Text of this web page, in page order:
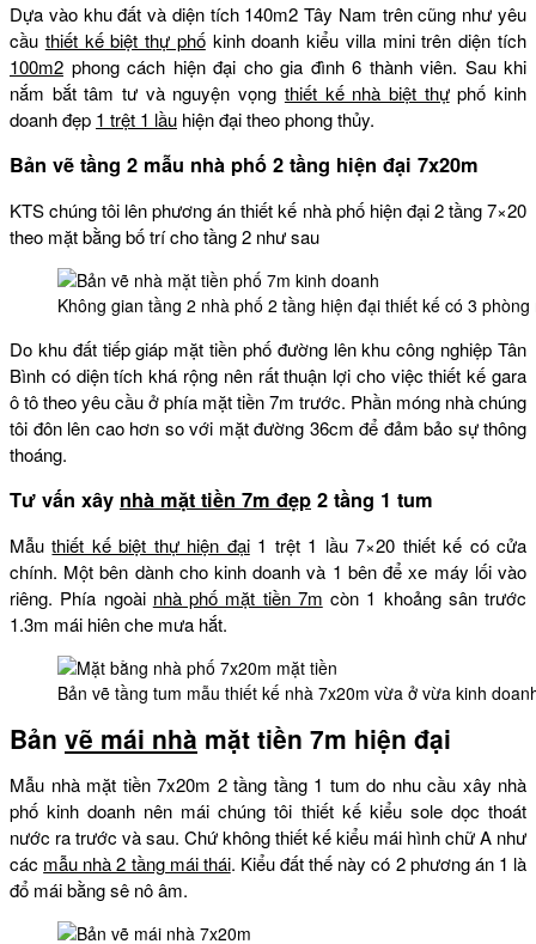
Dựa vào khu đất và diện tích 140m2 Tây Nam trên cũng như yêu
cầu thiết kế biệt thự phốkinh doanh kiểu villa mini trên diện tích
100m2 phong cách hiện đại cho gia đình 6 thành viên. Sau khi
nắm bắt tâm tư và nguyện vọng thiết kế nhà biệt thựphố kinh
doanh đẹp 1 trệt 1 lầu hiện đại theo phong thủy.
Bản vẽ tầng 2 mẫu nhà phố 2 tầng hiện đại 7x20m
KTS chúng tôi lên phương án thiết kế nhà phố hiện đại 2 tầng 7×20
theo mặt bằng bố trí cho tầng 2 như sau
Không gian tầng 2 nhà phố 2 tầng hiện đại thiết kế có 3
Do khu đất tiếp giáp mặt tiền phố đường lên khu công nghiệp Tân
Bình có diện tích khá rộng nên rất thuận lợi cho việc thiết kế gara
ô tô theo yêu cầu ở phía mặt tiền 7m trước. Phần móng nhà chúng
tôi đôn lên cao hơn so với mặt đường 36cm để đảm bảo sự thông
thoáng.
Tư vấn xây nhà mặt tiền 7m đẹp 2 tầng 1 tum
Mẫuthiết kế biệt thự hiện đại1 trệt 1 lầu 7×20 thiết kế có cửa
chính. Một bên dành cho kinh doanh và 1 bên để xe máy lối vào
riêng. Phía ngoài nhà phố mặt tiền 7m còn 1 khoảng sân trước
1.3m mái hiên che mưa hắt.
Bản vẽ tầng tum mẫu thiết kế nhà 7x20m vừa ở vừa kinh
Bản vẽ mái nhà mặt tiền 7m hiện đại
Mẫu nhà mặt tiền 7x20m 2 tầng tầng 1 tum do nhu cầu xây nhà
phố kinh doanh nên mái chúng tôi thiết kế kiểu sole dọc thoát
nước ra trước và sau. Chứ không thiết kế kiểu mái hình chữ A như
các mẫu nhà 2 tầng mái thái. Kiểu đất thế này có 2 phương án 1 là
đổ mái bằng sê nô âm.